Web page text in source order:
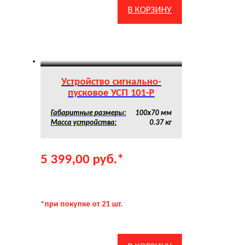
В КОРЗИНУ
Устройство сигнально-
пусковое УСП 101-Р
Габаритные размеры:
100х70 мм
Масса устройства:
0.37 кг
5 399,00 руб.*
*при покупке от 21 шт.